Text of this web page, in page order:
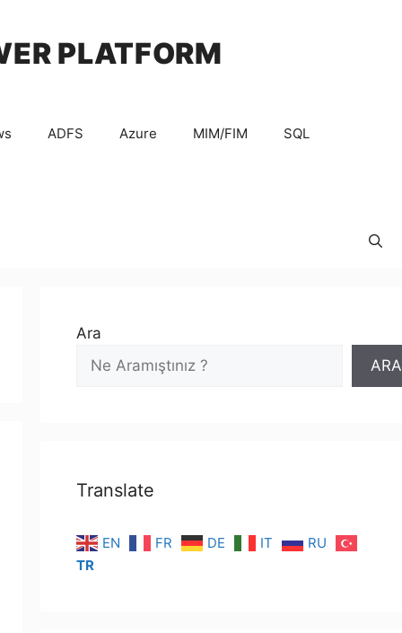
PLATFORM
ADFS Azure MIM/FIM SQL
Ara
ARA
Translate
EN FR DE IT
RU
TR